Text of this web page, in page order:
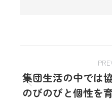
集団生活の中では
のびのびと個性を